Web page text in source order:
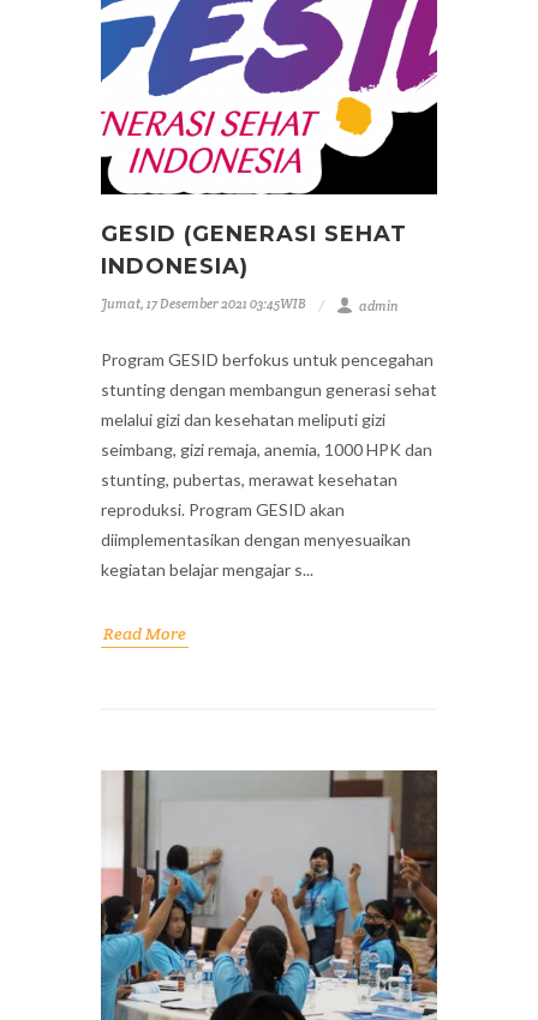
GESID (GENERASI SEHAT
INDONESIA)
Jumat, 17 Desember 2021 03:45WIB admin
Program GESID berfokus untuk pencegahan
stunting dengan membangun generasi sehat
melalui gizi dan kesehatan meliputi gizi
seimbang, gizi remaja, anemia, 1000 HPK dan
stunting, pubertas, merawat kesehatan
reproduksi. Program GESID akan
diimplementasikan dengan menyesuaikan
kegiatan belajar mengajar s...
Read More